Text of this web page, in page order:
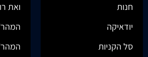
חנות
יודאיקה
סל הקניות
ואת